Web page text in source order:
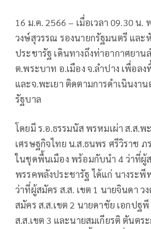
16 ม.ค. 2566 – เมื่อเวลา 09.30 น.
วงษ์สุวรรณ รองนายกรัฐมนตรี แล
ประชารัฐ เดินทางถึงท่าอากาศยาน
ต.พระบาท อ.เมือง จ.ลำปาง เพื่อล
และจ.พะเยา ติดตามการดำเนินงา
รัฐบาล
โดยมี ร.อ.ธรรมนัส พรหมเผ่า ส.ส.พ
เศรษฐกิจไทย น.ส.ธนพร ศรีวิราช ภ
ในชุดพื้นเมือง พร้อมกับนำ 4 ว่าที่ผู้
พรรคพลังประชารัฐ ได้แก่ นางระพี
ว่าที่ผู้สมัคร ส.ส. เขต 1 นายจินดา ว
สมัคร ส.ส.เขต 2 นายดาชัย เอกปฐ
ส.ส.เขต 3 และนายสมเกียรติ ตันตร